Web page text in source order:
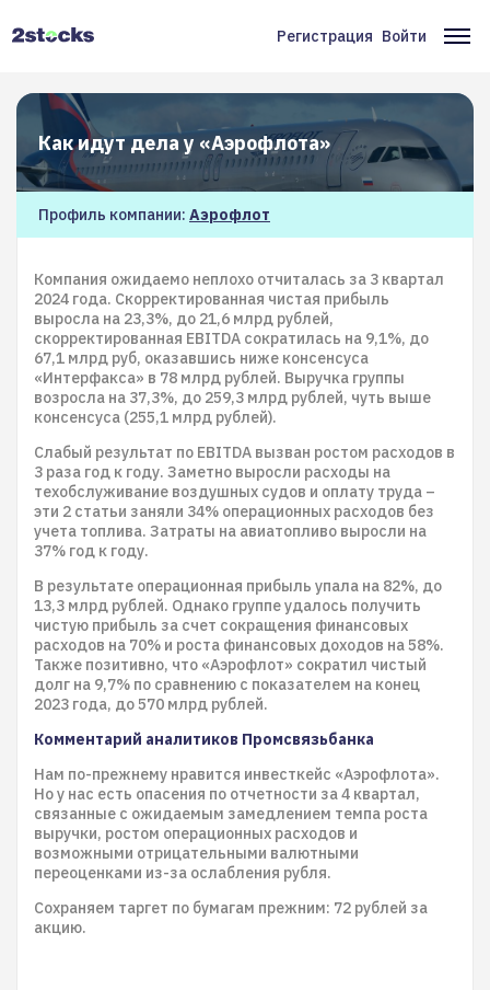
Меню
учётной
записи
пользователя
Регистрация Войти
Как идут дела у «Аэрофлота»
Профиль компании: Аэрофлот
Компания ожидаемо неплохо отчиталась за 3 квартал
2024 года. Скорректированная чистая прибыль
выросла на 23,3%, до 21,6 млрд рублей,
скорректированная EBITDA сократилась на 9,1%, до
67,1 млрд руб, оказавшись ниже консенсуса
«Интерфакса» в 78 млрд рублей. Выручка группы
возросла на 37,3%, до 259,3 млрд рублей, чуть выше
консенсуса (255,1 млрд рублей).
Слабый результат по EBITDA вызван ростом расходов в
3 раза год к году. Заметно выросли расходы на
техобслуживание воздушных судов и оплату труда –
эти 2 статьи заняли 34% операционных расходов без
учета топлива. Затраты на авиатопливо выросли на
37% год к году.
В результате операционная прибыль упала на 82%, до
13,3 млрд рублей. Однако группе удалось получить
чистую прибыль за счет сокращения финансовых
расходов на 70% и роста финансовых доходов на 58%.
Также позитивно, что «Аэрофлот» сократил чистый
долг на 9,7% по сравнению с показателем на конец
2023 года, до 570 млрд рублей.
Комментарий аналитиков Промсвязьбанка
Нам по-прежнему нравится инвесткейс «Аэрофлота».
Но у нас есть опасения по отчетности за 4 квартал,
связанные с ожидаемым замедлением темпа роста
выручки, ростом операционных расходов и
возможными отрицательными валютными
переоценками из-за ослабления рубля.
Сохраняем таргет по бумагам прежним: 72 рублей за
акцию.